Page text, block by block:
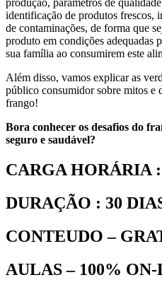
produção, parâmetros de
identificação de produtos frescos,
de contaminações, de forma que
produto em condições adequadas
sua família ao consumirem este
Além disso, vamos explicar as
público consumidor sobre mitos e
frango!
Bora conhecer os desafios do
seguro e saudável?
CARGA HORÁRIA
DURAÇÃO : 30
CONTEUDO –
AULAS – 100%